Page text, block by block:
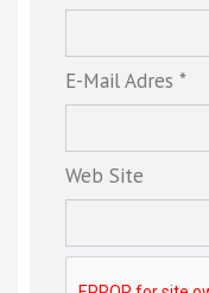
E-Mail Adres *
Web Site